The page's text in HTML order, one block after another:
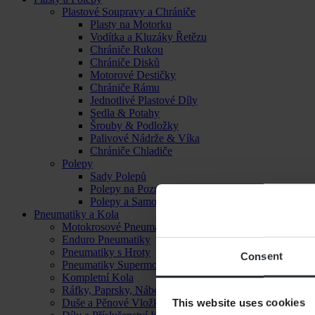
Consent
This website uses cookies
Plastové Soupravy a Chrániče
Plasty na Motorku
Vodítka a Kluzáky Řetězu
Chrániče Rukou
Chrániče Disků
Motorové Destičky
Chrániče Rámu
Jednotlivé Plastové Díly
Sedla & Potahy
Šrouby & Podložky
Palivové Nádrže & Víka
Chrániče Chladiče
Polepy
Sady Polepů
Polepy na Poznávací Značku
Polepy a Samolepky
Pneumatiky a Kola
Motokrosové Pneumatiky
Enduro Pneumatiky
Pneumatiky s Hroty
Pneumatiky Supermoto
Kompletní Kola
Ráfky, Paprsky, Náboje a Ložiska
Duše a Pěnové Vložky